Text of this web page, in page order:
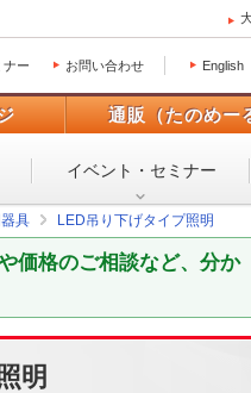
ナー お問い合わせ English
通販（たのめー
イベント・ セミナー
具 LED吊り下げタイプ照明
価格のご相談など、分か
明